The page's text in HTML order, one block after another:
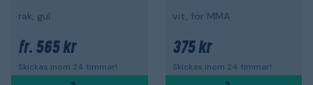
rak, gul
fr. 565 kr
Skickas inom 24 timmar!
vit, för MMA
375 kr
Skickas inom 24 timmar!